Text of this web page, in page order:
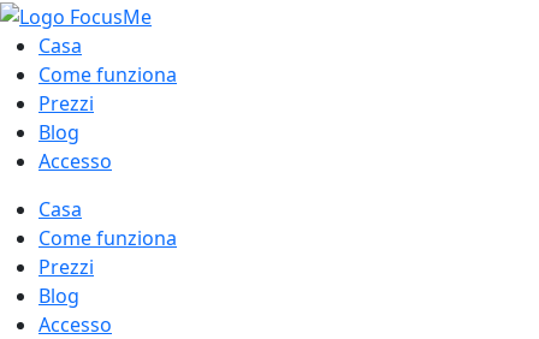
Casa
Come funziona
Prezzi
Blog
Accesso
Casa
Come funziona
Prezzi
Blog
Accesso